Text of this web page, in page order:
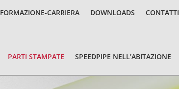
FORMAZIONE-CARRIERA DOWNLOADS CONTATTI
PARTI STAMPATE SPEEDPIPE NELL’ABITAZIONE